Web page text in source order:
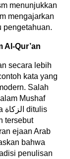
menunjukkan
mengajarkan
pengetahuan.
Al-Qur’an
secara lebih
kata yang
Salah
ejaan Arab
bahwa
penulisan